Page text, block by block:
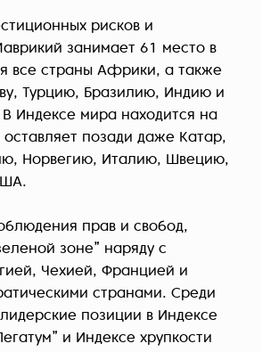
рисков и
занимает 61 место в
все страны Африки, а также
Турцию, Бразилию, Индию и
В Индексе мира находится на
позади даже Катар,
Норвегию, Италию, Швецию,
прав и свобод,
зоне” наряду с
Чехией, Францией и
странами. Среди
позиции в Индексе
и Индексе хрупкости